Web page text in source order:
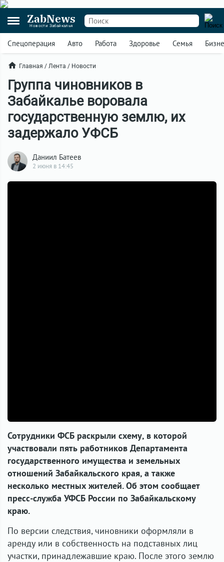
ZabNews
Новости Забайкалья
Спецоперация Авто Работа Здоровье Семья
Главная / Лента / Новости
Группа чиновников в
Забайкалье воровала
государственную землю, их
задержало УФСБ
Даниил Батеев
2 июня в 14:45
Сотрудники ФСБ раскрыли схему, в которой
участвовали пять работников Департамента
государственного имущества и земельных
отношений Забайкальского края, а также
несколько местных жителей. Об этом сообщает
пресс-служба УФСБ России по Забайкальскому
краю.
По версии следствия, чиновники оформляли в
аренду или в собственность на подставных лиц
участки, принадлежавшие краю. После этого землю